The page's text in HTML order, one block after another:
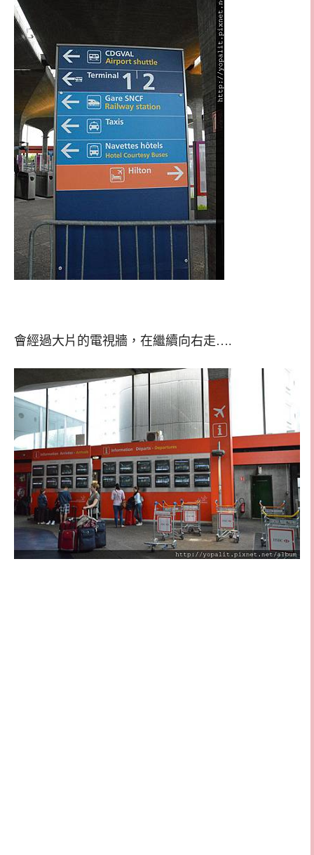
會經過大片的電視牆，在繼續向右走….